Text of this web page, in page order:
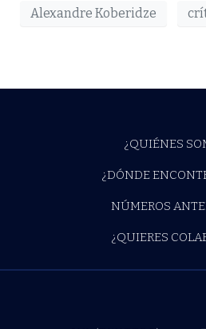
Alexandre Koberidze
¿QUIÉNES
¿DÓNDE
NÚMEROS
¿QUIERES